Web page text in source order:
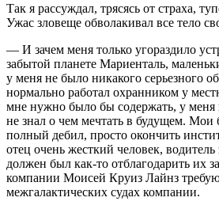
Так я рассуждал, трясясь от страха,
Ужас зловеще обволакивал все тело
— И зачем меня только угораздило
забытой планете Мариенталь,
у меня не было никакого серьезного
нормально работал охранником у
мне нужно было бы содержать, у меня
не знал о чем мечтать в будущем. Мои
полный дебил, просто окончить
отец очень жесткий человек,
должен был как-то отблагодарить их
компании Моисей Круиз Лайнз
межгалактических судах компании.